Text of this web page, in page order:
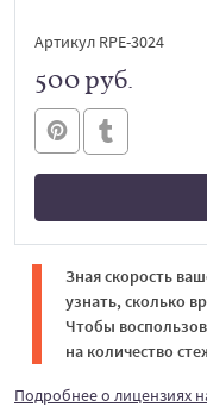
Артикул RPE-3024
500 руб.
Зная скорость
узнать, сколько
Чтобы
на количество
Подробнее о лицензиях